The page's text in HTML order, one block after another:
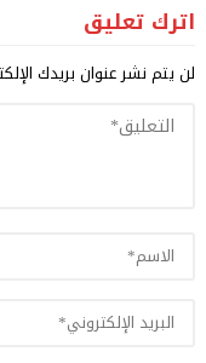
اترك تعليق
لن يتم نشر عنوان بريدك